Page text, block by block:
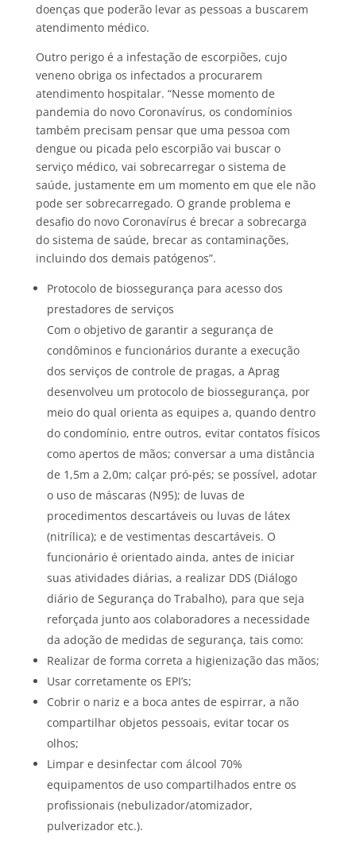
doenças que poderão levar as pessoas a buscarem
atendimento médico.
Outro perigo é a infestação de escorpiões, cujo
veneno obriga os infectados a procurarem
atendimento hospitalar. “Nesse momento de
pandemia do novo Coronavírus, os condomínios
também precisam pensar que uma pessoa com
dengue ou picada pelo escorpião vai buscar o
serviço médico, vai sobrecarregar o sistema de
saúde, justamente em um momento em que ele não
pode ser sobrecarregado. O grande problema e
desafio do novo Coronavírus é brecar a sobrecarga
do sistema de saúde, brecar as contaminações,
incluindo dos demais patógenos”.
Protocolo de biossegurança para acesso dos
prestadores de serviços
Com o objetivo de garantir a segurança de
condôminos e funcionários durante a execução
dos serviços de controle de pragas, a Aprag
desenvolveu um protocolo de biossegurança, por
meio do qual orienta as equipes a, quando dentro
do condomínio, entre outros, evitar contatos físicos
como apertos de mãos; conversar a uma distância
de 1,5m a 2,0m; calçar pró-pés; se possível, adotar
o uso de máscaras (N95); de luvas de
procedimentos descartáveis ou luvas de látex
(nitrílica); e de vestimentas descartáveis. O
funcionário é orientado ainda, antes de iniciar
suas atividades diárias, a realizar DDS (Diálogo
diário de Segurança do Trabalho), para que seja
reforçada junto aos colaboradores a necessidade
da adoção de medidas de segurança, tais como:
Realizar de forma correta a higienização das mãos;
Usar corretamente os EPI’s;
Cobrir o nariz e a boca antes de espirrar, a não
compartilhar objetos pessoais, evitar tocar os
olhos;
Limpar e desinfectar com álcool 70%
equipamentos de uso compartilhados entre os
profissionais (nebulizador/atomizador,
pulverizador etc.).